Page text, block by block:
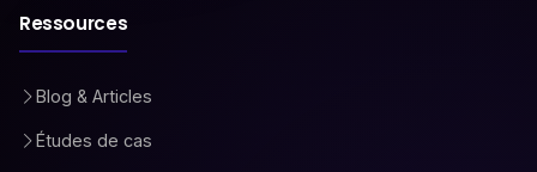
Ressources
Blog & Articles
Études de cas